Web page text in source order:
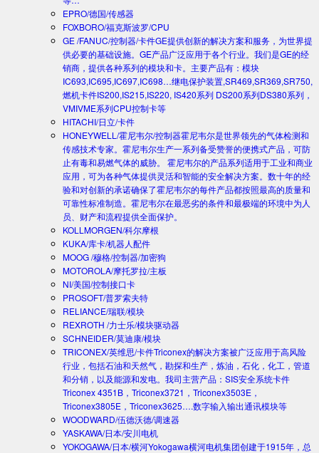
EPRO/德国/传感器
FOXBORO/福克斯波罗/CPU
GE /FANUC/控制器/卡件GE提供创新的解决方案和服务，为世界提
供必要的基础设施。GE产品广泛应用于各个行业。我们是GE的经
销商，提供各种系列的模块和卡。主要产品有：模块
IC693,IC695,IC697,IC698…继电保护装置,SR469,SR369,SR750,
燃机卡件IS200,IS215,IS220, IS420系列 DS200系列DS380系列，
VMIVME系列CPU控制卡等
HITACHI/日立/卡件
HONEYWELL/霍尼韦尔/控制器霍尼韦尔是世界领先的气体检测和
传感技术专家。霍尼韦尔生产一系列备受赞誉的便携式产品，可防
止有毒和易燃气体的威胁。 霍尼韦尔的产品系列适用于工业和商业
应用，可为各种气体提供灵活和智能的安全解决方案。数十年的经
验和对创新的承诺确保了霍尼韦尔的每件产品都按照最高的质量和
可靠性标准制造。霍尼韦尔在最恶劣的条件和最极端的环境中为人
员、财产和流程提供全面保护。
KOLLMORGEN/科尔摩根
KUKA/库卡/机器人配件
MOOG /穆格/控制器/加密狗
MOTOROLA/摩托罗拉/主板
NI/美国/控制接口卡
PROSOFT/普罗索夫特
RELIANCE/瑞联/模块
REXROTH /力士乐/模块驱动器
SCHNEIDER/莫迪康/模块
TRICONEX/英维思/卡件Triconex的解决方案被广泛应用于高风险
行业，包括石油和天然气，勘探和生产，炼油，石化，化工，管道
和分销，以及能源和发电。我司主营产品：SIS安全系统卡件
Triconex 4351B，Triconex3721，Triconex3503E，
Triconex3805E，Triconex3625….数字输入输出通讯模块等
WOODWARD/伍德沃德/调速器
YASKAWA/日本/安川电机
YOKOGAWA/日本/横河Yokogawa横河电机集团创建于1915年，总